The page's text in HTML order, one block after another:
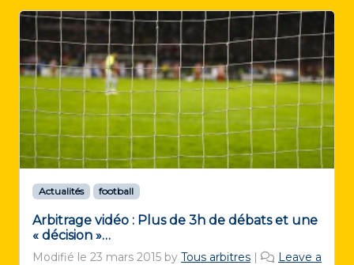
Actualités football
Arbitrage vidéo : Plus de 3h de débats et une
« décision »…
Modifié le 23 mars 2015 by Tous arbitres |
Leave a